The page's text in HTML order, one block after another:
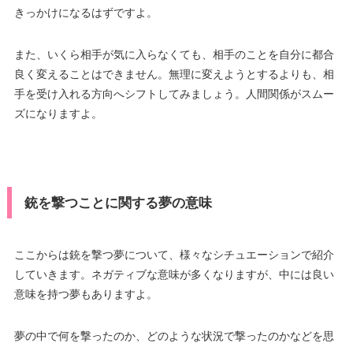
きっかけになるはずですよ。
また、いくら相手が気に入らなくても、相手のことを自分に都合
良く変えることはできません。無理に変えようとするよりも、相
手を受け入れる方向へシフトしてみましょう。人間関係がスムー
ズになりますよ。
銃を撃つことに関する夢の意味
ここからは銃を撃つ夢について、様々なシチュエーションで紹介
していきます。ネガティブな意味が多くなりますが、中には良い
意味を持つ夢もありますよ。
夢の中で何を撃ったのか、どのような状況で撃ったのかなどを思